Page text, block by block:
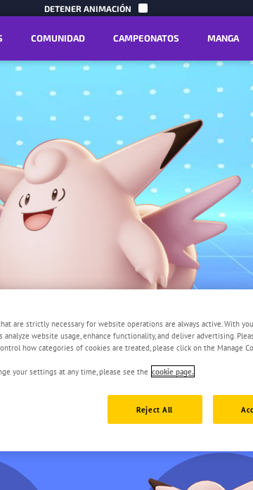
DETENER ANIMACIÓN
COMUNIDAD CAMPEONATOS MANGA
are strictly necessary for website operations are always active. With
website usage, enhance functionality, and deliver advertising.
how categories of cookies are treated, please click on the Manage
your settings at any time, please see the cookie page.
Reject All